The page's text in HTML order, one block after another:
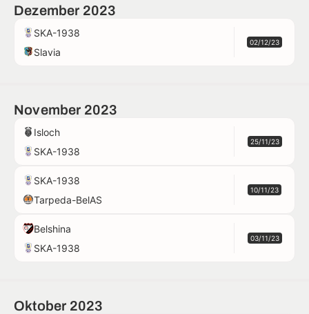
Dezember 2023
SKA-1938
Slavia
02/12/23
November 2023
Isloch
SKA-1938
25/11/23
SKA-1938
Tarpeda-BelAS
10/11/23
Belshina
SKA-1938
03/11/23
Oktober 2023